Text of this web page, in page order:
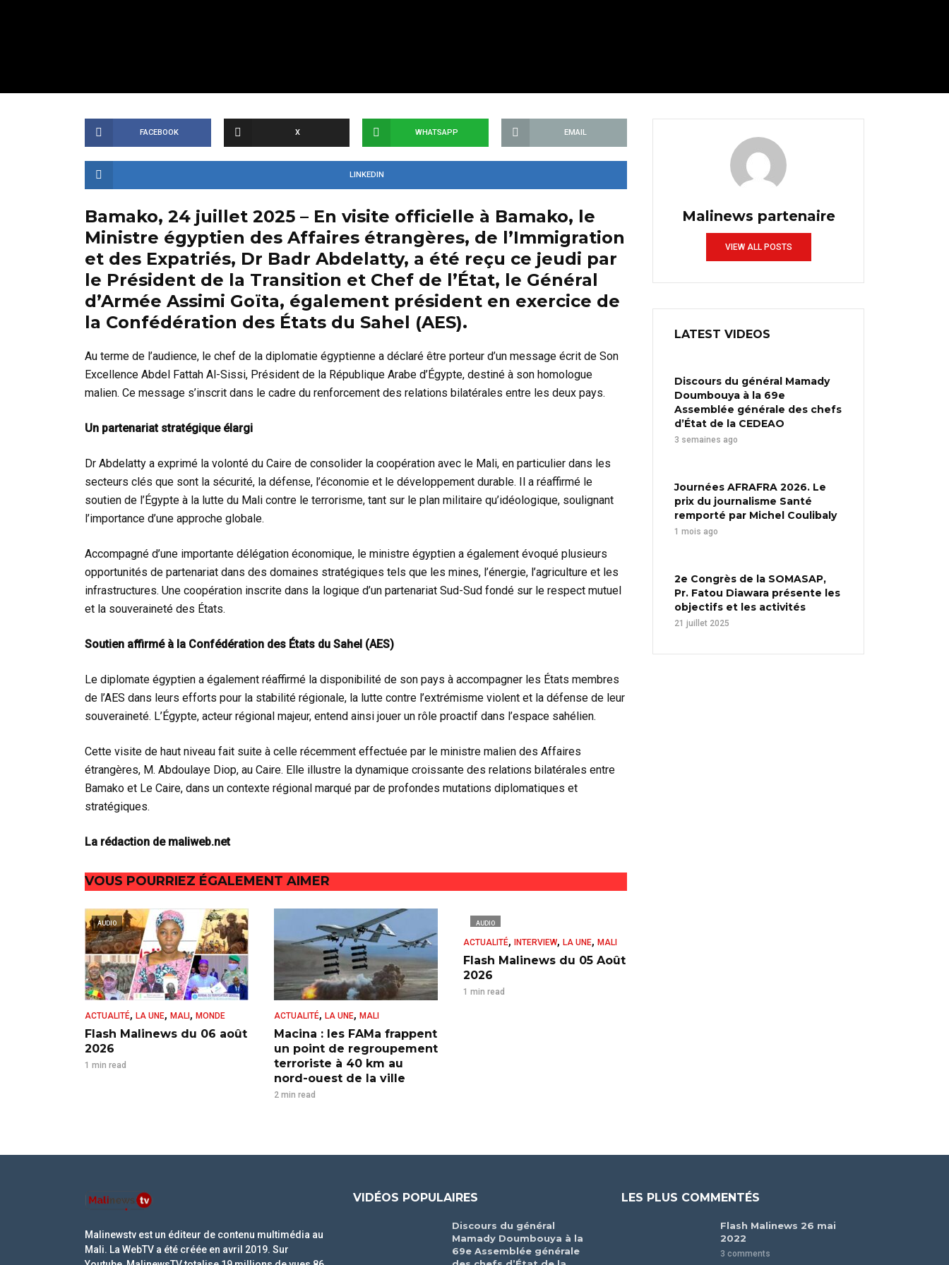
FACEBOOK X WHATSAPP EMAIL
LINKEDIN
Bamako, 24 juillet 2025 – En visite officielle à Bamako, le
Ministre égyptien des Affaires étrangères, de l’Immigration
et des Expatriés, Dr Badr Abdelatty, a été reçu ce jeudi par
le Président de la Transition et Chef de l’État, le Général
d’Armée Assimi Goïta, également président en exercice de
la Confédération des États du Sahel (AES).
Au terme de l’audience, le chef de la diplomatie égyptienne a déclaré être porteur d’un message écrit de Son
Excellence Abdel Fattah Al-Sissi, Président de la République Arabe d’Égypte, destiné à son homologue
malien. Ce message s’inscrit dans le cadre du renforcement des relations bilatérales entre les deux pays.
Un partenariat stratégique élargi
Dr Abdelatty a exprimé la volonté du Caire de consolider la coopération avec le Mali, en particulier dans les
secteurs clés que sont la sécurité, la défense, l’économie et le développement durable. Il a réaffirmé le
soutien de l’Égypte à la lutte du Mali contre le terrorisme, tant sur le plan militaire qu’idéologique, soulignant
l’importance d’une approche globale.
Accompagné d’une importante délégation économique, le ministre égyptien a également évoqué plusieurs
opportunités de partenariat dans des domaines stratégiques tels que les mines, l’énergie, l’agriculture et les
infrastructures. Une coopération inscrite dans la logique d’un partenariat Sud-Sud fondé sur le respect mutuel
et la souveraineté des États.
Soutien affirmé à la Confédération des États du Sahel (AES)
Le diplomate égyptien a également réaffirmé la disponibilité de son pays à accompagner les États membres
de l’AES dans leurs efforts pour la stabilité régionale, la lutte contre l’extrémisme violent et la défense de leur
souveraineté. L’Égypte, acteur régional majeur, entend ainsi jouer un rôle proactif dans l’espace sahélien.
Cette visite de haut niveau fait suite à celle récemment effectuée par le ministre malien des Affaires
étrangères, M. Abdoulaye Diop, au Caire. Elle illustre la dynamique croissante des relations bilatérales entre
Bamako et Le Caire, dans un contexte régional marqué par de profondes mutations diplomatiques et
stratégiques.
La rédaction de maliweb.net
VOUS POURRIEZ ÉGALEMENT AIMER
AUDIO
ACTUALITÉ, LA UNE, MALI , MONDE
Flash Malinews du 06 août
2026
1 min read
ACTUALITÉ, LA UNE, MALI
Macina : les FAMa frappent
un point de regroupement
terroriste à 40 km au
nord-ouest de la ville
2 min read
AUDIO
ACTUALITÉ, INTERVIEW, LA UNE, MALI
Flash Malinews du 05 Août
2026
1 min read
Malinews partenaire
VIEW ALL POSTS
LATEST VIDEOS
Discours du général Mamady
Doumbouya à la 69e
Assemblée générale des chefs
d’État de la CEDEAO
3 semaines ago
Journées AFRAFRA 2026. Le
prix du journalisme Santé
remporté par Michel Coulibaly
1 mois ago
2e Congrès de la SOMASAP,
Pr. Fatou Diawara présente les
objectifs et les activités
21 juillet 2025
Malinewstv est un éditeur de contenu multimédia au
Mali. La WebTV a été créée en avril 2019. Sur
VIDÉOS POPULAIRES
Discours du général
Mamady Doumbouya à la
69e Assemblée générale
LES PLUS COMMENTÉS
Flash Malinews 26 mai
2022
3 comments